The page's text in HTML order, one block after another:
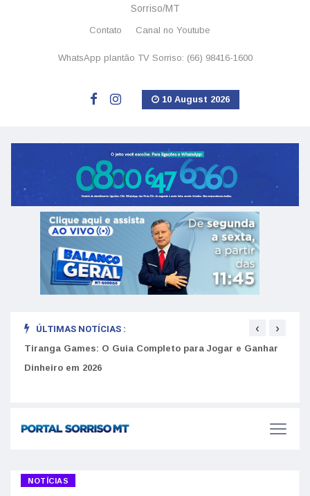
Sorriso/MT
Contato Canal no Youtube
WhatsApp plantão TV Sorriso: (66) 98416-1600
10 August 2026
ÚLTIMAS NOTÍCIAS :
Tiranga Games: O Guia Completo para Jogar e Ganhar
Dinheiro em 2026
‹ ›
NOTÍCIAS